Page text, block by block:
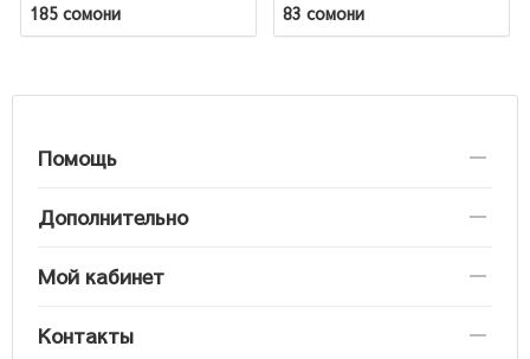
185 сомони 83 сомони
Помощь
Дополнительно
Мой кабинет
Контакты